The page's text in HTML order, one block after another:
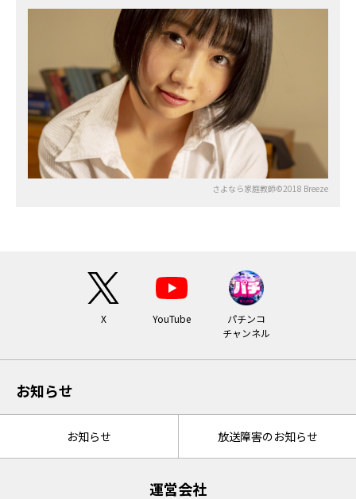
さよなら家庭教師©2018 Breeze
X YouTube
パチンコ
チャンネル
お知らせ
お知らせ 放送障害のお知らせ
運営会社